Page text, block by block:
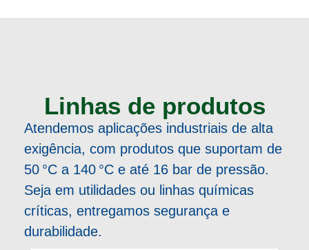
Linhas de produtos
Atendemos aplicações industriais de alta
exigência, com produtos que suportam de
50 °C a 140 °C e até 16 bar de pressão.
Seja em utilidades ou linhas químicas
críticas, entregamos segurança e
durabilidade.